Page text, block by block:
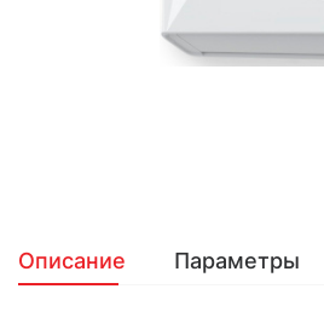
Описание Параметры